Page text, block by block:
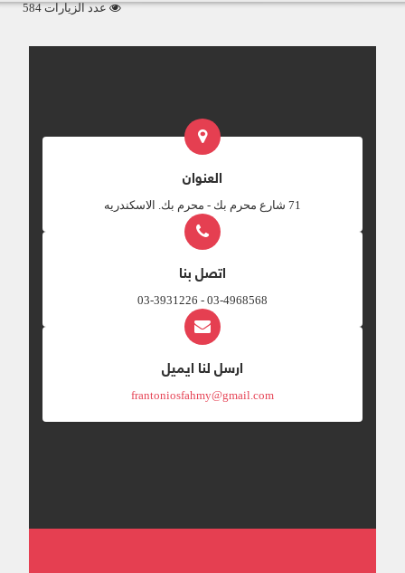
عدد الزيارات 584
العنوان
‎71 شارع محرم بك - محرم بك. الاسكندريه
اتصل بنا
03-4968568 - 03-3931226
ارسل لنا ايميل
frantoniosfahmy@gmail.com